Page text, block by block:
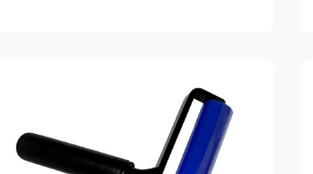
adhesive films. When the roll is used up,
simply slide it off the handle and replace with
a fresh roll. It is